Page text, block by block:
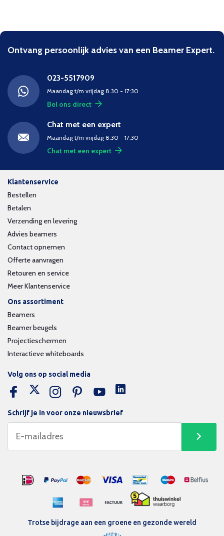
Ontvang persoonlijk advies van een Beamer Expert.
023-5517909
Maandag t/m vrijdag 8.30 - 17:30
Bel ons direct
Chat met een expert
Maandag t/m vrijdag 8.30 - 17:30
Chat met een expert
Klantenservice
Bestellen
Betalen
Verzending en levering
Advies beamers
Contact opnemen
Offerte aanvragen
Retouren en service
Meer Klantenservice
Ons assortiment
Beamers
Beamer beugels
Projectieschermen
Interactieve whiteboards
Schrijf je in voor onze nieuwsbrief
Volg ons op social media
Trotse bijdrage aan een groene en gezonde wereld